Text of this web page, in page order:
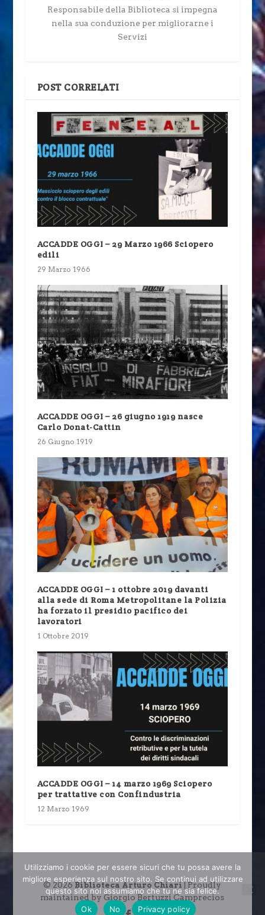
Responsabile della Biblioteca si impegna
nella sua conduzione per migliorarne i
Servizi
POST CORRELATI
ACCADDE OGGI – 29 Marzo 1966 Sciopero
edili
29 Marzo 1966
ACCADDE OGGI – 26 giugno 1919 nasce
Carlo Donat-Cattin
26 Giugno 1919
ACCADDE OGGI – 1 ottobre 2019 davanti
alla sede di Roma Metropolitane la Polizia
ha forzato il presidio pacifico dei
lavoratori
1 Ottobre 2019
ACCADDE OGGI – 14 marzo 1969 Sciopero
per trattative con Confindustria
12 Marzo 1969
© 2026 Biblioteca Arturo Chiari| Proudly
maintained by Giorgio Bertuzzi Camprecios
Utilizziamo i cookie per essere sicuri che tu possa avere la
migliore esperienza sul nostro sito. Se continui ad utilizzare
questo sito noi assumiamo che tu ne sia felice.
Ok
No Privacy policy